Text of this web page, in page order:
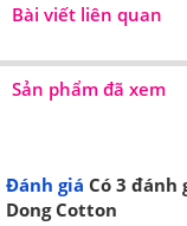
Bài viết liên quan
Sản phẩm đã xem
Đánh giá Có 3 đánh
Dong Cotton